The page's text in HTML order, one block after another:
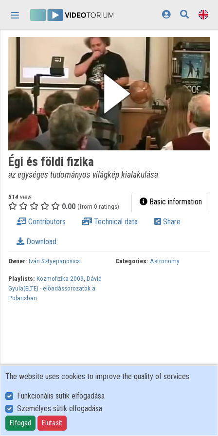
Discovery
Categories
Playlists
Organizations
Contributors
Égi és földi fizika
az egységes tudományos világkép kialakulása
514 view
0.00 (from 0 ratings) Basic information
Contributors Technical data Share
Download
Owner: Iván Sztyepanovics Categories: Astronomy
Playlists: Kozmofizika 2009, Dávid
Gyula(ELTE) - előadássorozatok a
Polarisban
User Policy
Adatkezelési tájékoztató (en)
Cookie Policy
The website uses cookies to improve the quality of services.
Funkcionális sütik elfogadása
Személyes sütik elfogadása
Elfogad Elutasít